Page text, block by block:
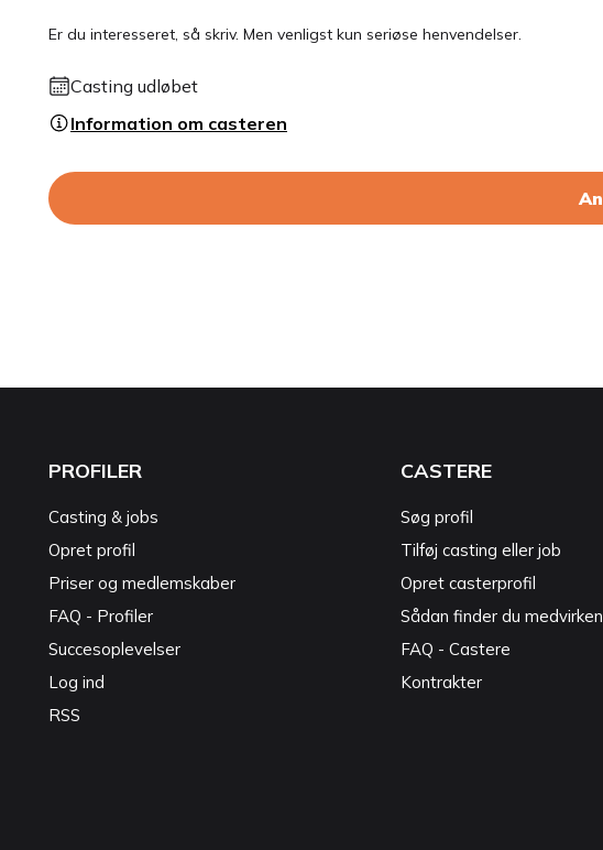
Er du interesseret, så skriv. Men venligst kun seriøse henvendelser.
Casting udløbet
Information om casteren
PROFILER
Casting & jobs
Opret profil
Priser og medlemskaber
FAQ - Profiler
Succesoplevelser
Log ind
RSS
CASTERE
Søg profil
Tilføj casting eller job
Opret casterprofil
Sådan finder du
FAQ - Castere
Kontrakter